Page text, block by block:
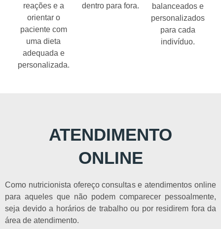
reações e a
orientar o
paciente com
uma dieta
adequada e
personalizada.
dentro para fora.
balanceados e
personalizados
para cada
indivíduo.
ATENDIMENTO
ONLINE
Como nutricionista ofereço consultas e atendimentos online
para aqueles que não podem comparecer pessoalmente,
seja devido a horários de trabalho ou por residirem fora da
área de atendimento.